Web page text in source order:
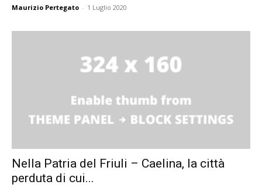
Maurizio Pertegato - 1 Luglio 2020
Nella Patria del Friuli – Caelina, la città
perduta di cui...